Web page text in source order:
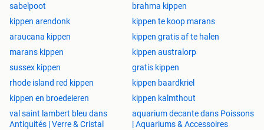
📞 Telefoon: +31 10 750 0390
P.S. Ook buiten openingstijden kunt u gerust bellen! Als we
mogelijk terug.
🕒 Openingstijden:
Dinsdag t/m vrijdag: 12.00 – 17.00
Zaterdag: 10.00 – 17.00
Zondag en maandag: gesloten
sabelpoot
brahma kippen
kippen arendonk
kippen te koop marans
araucana kippen
kippen gratis af te halen
marans kippen
kippen australorp
sussex kippen
gratis kippen
rhode island red kippen
kippen baardkriel
kippen en broedeieren
kippen kalmthout
val saint lambert bleu dans
Antiquités | Verre & Cristal
aquarium decante dans Poissons
| Aquariums & Accessoires